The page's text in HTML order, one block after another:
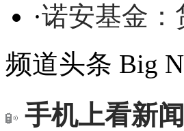
·诺安基金：
频道头条 Big
手机上看新闻